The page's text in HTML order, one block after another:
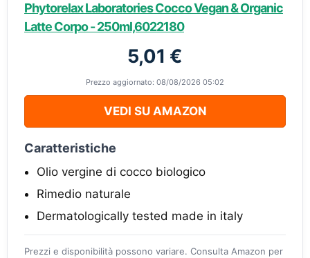
Phytorelax Laboratories Cocco Vegan & Organic
Latte Corpo - 250ml,6022180
5,01 €
Prezzo aggiornato: 08/08/2026 05:02
VEDI SU AMAZON
Caratteristiche
Olio vergine di cocco biologico
Rimedio naturale
Dermatologically tested made in italy
Prezzi e disponibilità possono variare. Consulta Amazon per